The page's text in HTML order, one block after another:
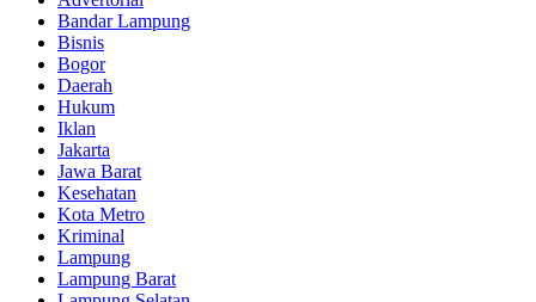
Bandar Lampung
Bisnis
Bogor
Daerah
Hukum
Iklan
Jakarta
Jawa Barat
Kesehatan
Kota Metro
Kriminal
Lampung
Lampung Barat